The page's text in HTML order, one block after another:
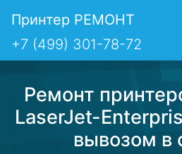
Принтер РЕМОНТ
+7 (499) 301-78-72
Ремонт
LaserJet-
вывозом в